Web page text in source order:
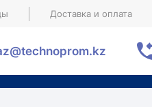
Доставка и оплата